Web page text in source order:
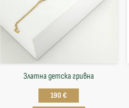
Златна детска гривна
190 €